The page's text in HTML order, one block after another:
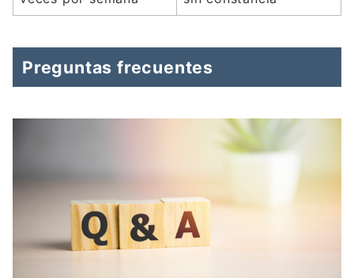
Preguntas frecuentes